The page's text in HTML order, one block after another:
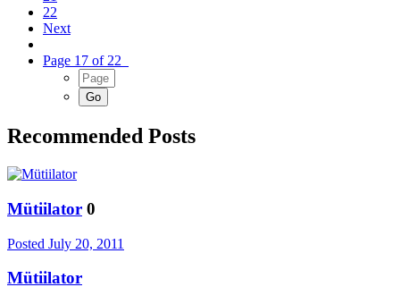
22
Next
Page 17 of 22
Recommended Posts
Mütiilator 0
Posted July 20, 2011
Mütiilator